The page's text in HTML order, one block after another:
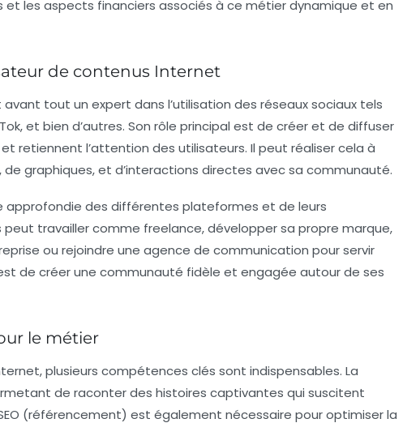
et les aspects financiers associés à ce métier dynamique et en
de contenus Internet
tout un expert dans l’utilisation des réseaux sociaux tels
et bien d’autres. Son rôle principal est de créer et de diffuser
retiennent l’attention des utilisateurs. Il peut réaliser cela à
de graphiques, et d’interactions directes avec sa communauté.
approfondie des différentes plateformes et de leurs
travailler comme freelance, développer sa propre marque,
ou rejoindre une agence de communication pour servir
de créer une communauté fidèle et engagée autour de ses
le métier
plusieurs compétences clés sont indispensables. La
de raconter des histoires captivantes qui suscitent
(référencement) est également nécessaire pour optimiser la